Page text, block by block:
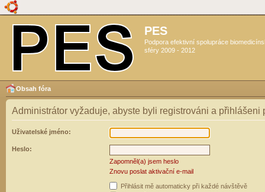
PES
Podpora efektivní spolupráce
sféry 2009 - 2012
Obsah fóra
Administrátor vyžaduje, abyste byli registrováni a přihlášeni
Uživatelské jméno:
Heslo:
Zapomněl(a) jsem heslo
Znovu poslat aktivační e-mail
Přihlásit mě automaticky při každé návštěvě